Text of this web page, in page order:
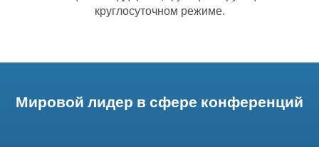
круглосуточном режиме.
Мировой лидер в сфере конференций